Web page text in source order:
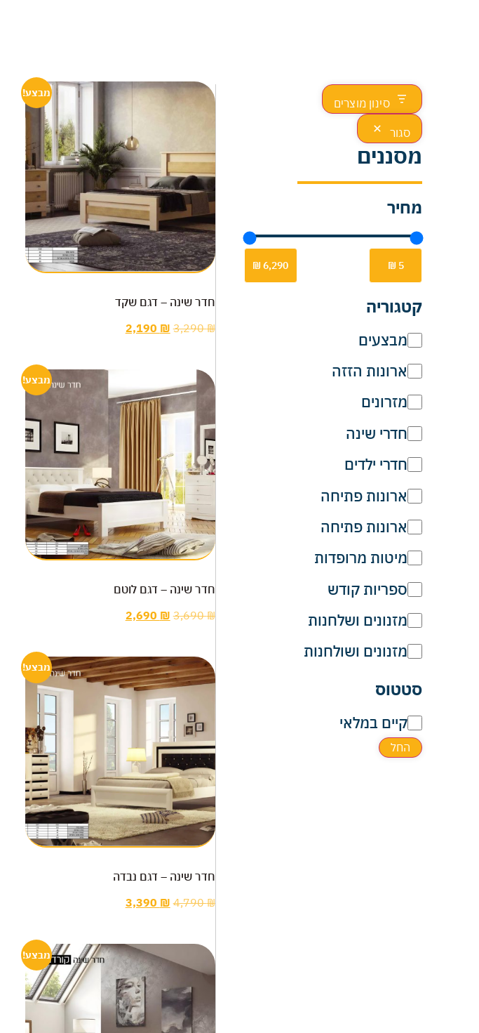
סינון מוצרים
סגור
מסננים
מחיר
קטגוריה
מבצעים
ארונות הזזה
מזרונים
חדרי שינה
חדרי ילדים
ארונות פתיחה
ארונות פתיחה
מיטות מרופדות
ספריות קודש
מזנונים ושלחנות
מזנונים ושולחנות
סטטוס
קיים במלאי
החל
מבצע!
חדר שינה – דגם שקד
3,290₪
2,190 ₪
מבצע!
חדר שינה – דגם לוטם
3,690₪
2,690 ₪
מבצע!
חדר שינה – דגם נבדה
4,790₪
3,390 ₪
מבצע!